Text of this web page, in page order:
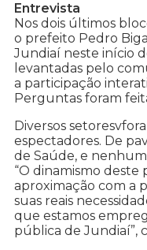
Entrevista
Nos dois últimos
o prefeito Pedro
Jundiaí neste início
levantadas pelo
a participação
Perguntas foram
Diversos
espectadores. De
de Saúde, e
“O dinamismo deste
aproximação com a
suas reais
que estamos
pública de Jundiaí”,